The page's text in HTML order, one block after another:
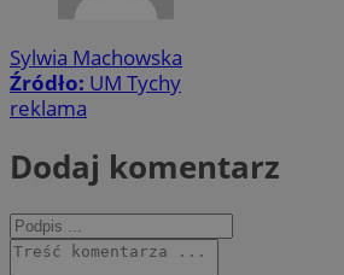
Sylwia Machowska
Źródło: UM Tychy
reklama
Dodaj komentarz